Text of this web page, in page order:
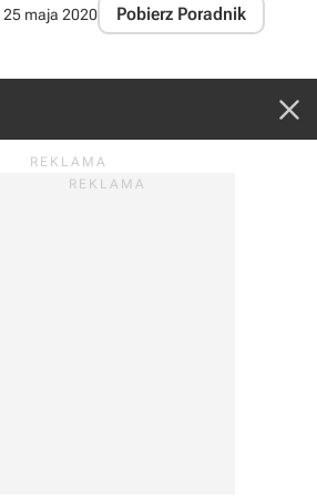
25 maja 2020 Pobierz Poradnik
